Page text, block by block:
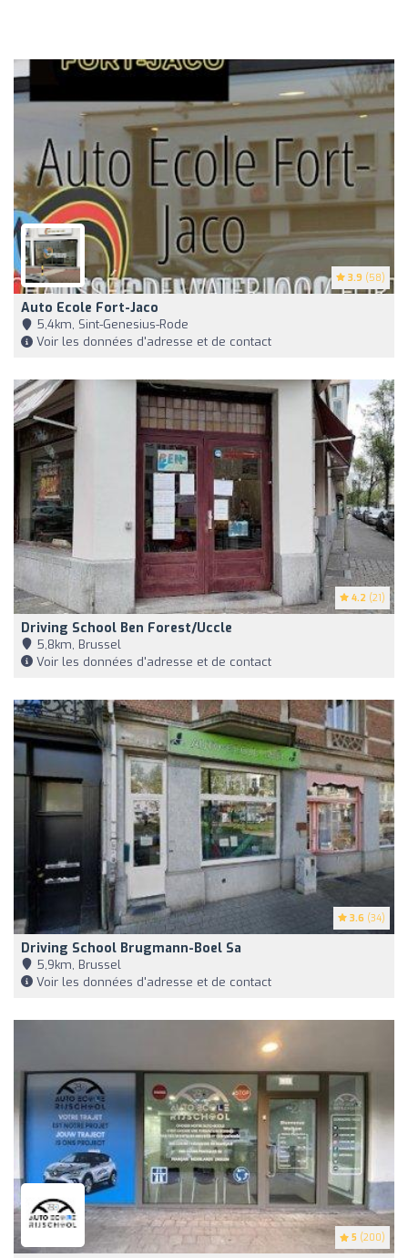
3.9 (58)
Auto Ecole Fort-Jaco
5,4km, Sint-Genesius-Rode
Voir les données d'adresse et de contact
4.2 (21)
Driving School Ben Forest/Uccle
5,8km, Brussel
Voir les données d'adresse et de contact
3.6 (34)
Driving School Brugmann-Boel Sa
5,9km, Brussel
Voir les données d'adresse et de contact
5 (200)